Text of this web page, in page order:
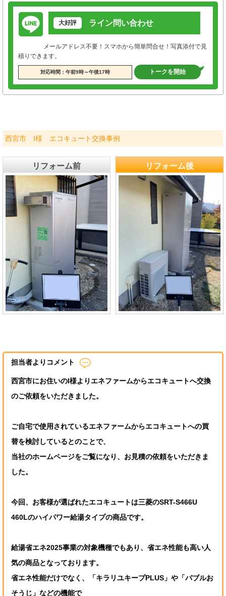
大好評 ライン問い合わせ
メールアドレス不要！スマホから簡単問合せ！写真添付で見
積りできます。
対応時間：午前9時～午後17時 トークを開始
西宮市 I様 エコキュート交換事例
リフォーム前 リフォーム後
担当者よりコメント
西宮市にお住いのI様よりエネファームからエコキュートへ交換
のご依頼をいただきました。
ご自宅で使用されているエネファームからエコキュートへの買
替を検討しているとのことで、
当社のホームページをご覧になり、お見積の依頼をいただきま
した。
今回、お客様が選ばれたエコキュートは三菱のSRT-S466U
460Lのハイパワー給湯タイプの商品です。
給湯省エネ2025事業の対象機種でもあり、省エネ性能も高い人
気の商品となっております。
省エネ性能だけでなく、「キラリユキープPLUS」や「バブルお
そうじ」などの機能で